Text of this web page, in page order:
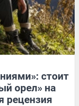
стоит
орел» на
рецензия